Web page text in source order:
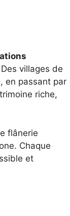
villages de
en passant par
riche,
flânerie
Chaque
et